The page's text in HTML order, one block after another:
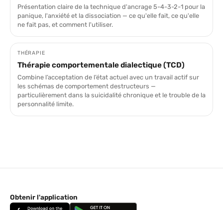
Présentation claire de la technique d'ancrage 5-4-3-2-1 pour la
panique, l'anxiété et la dissociation — ce qu'elle fait, ce qu'elle
ne fait pas, et comment l'utiliser.
THÉRAPIE
Thérapie comportementale dialectique (TCD)
Combine l’acceptation de l’état actuel avec un travail actif sur
les schémas de comportement destructeurs —
particulièrement dans la suicidalité chronique et le trouble de la
personnalité limite.
Obtenir l'application